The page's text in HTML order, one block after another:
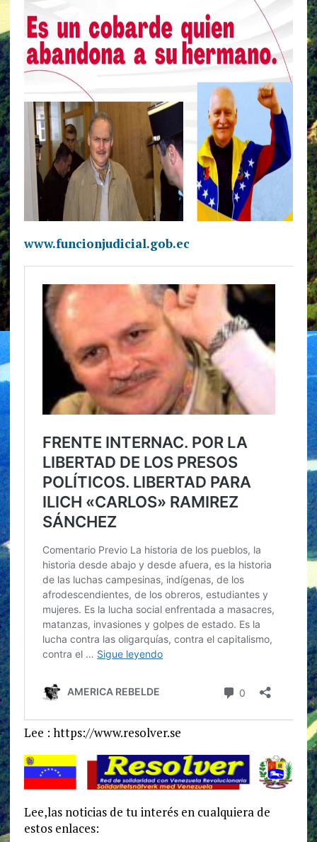
www.funcionjudicial.gob.ec
Lee : https://www.resolver.se
Lee,las noticias de tu interés en cualquiera de
estos enlaces: